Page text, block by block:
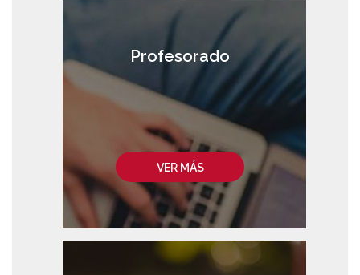
VER MÁS
Profesorado